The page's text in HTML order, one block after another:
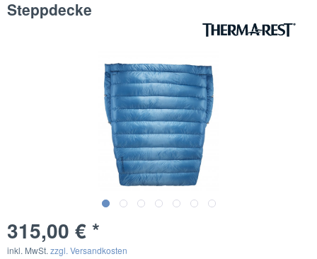
Steppdecke
315,00 € *
inkl. MwSt. zzgl. Versandkosten